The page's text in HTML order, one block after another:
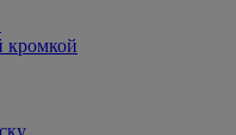
кромкой